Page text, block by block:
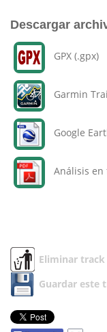
Descargar
GPX (.gpx)
Garmin
Google
Análisis en
Eliminar track
Guardar este